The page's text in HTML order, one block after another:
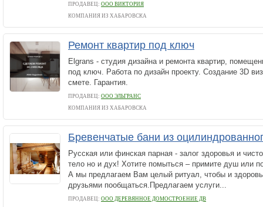
ПРОДАВЕЦ: ООО ВИКТОРИЯ
КОМПАНИЯ ИЗ ХАБАРОВСКА
Ремонт квартир под ключ
Elgrans - студия дизайна и ремонта квартир,
под ключ. Работа по дизайн проекту. Создание 3D
смете. Гарантия.
ПРОДАВЕЦ: ООО ЭЛЬГРАНС
КОМПАНИЯ ИЗ ХАБАРОВСКА
Бревенчатые бани из
Русская или финская парная - залог здоровья и
тело но и дух! Хотите помыться – примите душ или
А мы предлагаем Вам целый ритуал, чтобы и
друзьями пообщаться.Предлагаем услуги...
ПРОДАВЕЦ: ООО ДЕРЕВЯННОЕ ДОМОСТРОЕНИЕ ДВ